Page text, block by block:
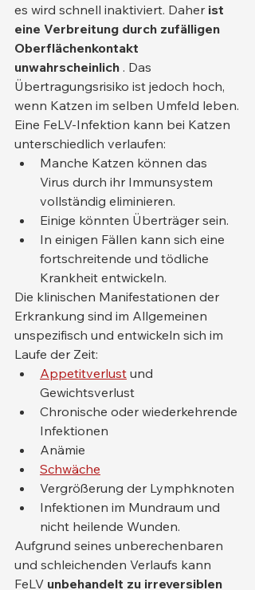
es wird schnell inaktiviert. Daher ist
eine Verbreitung durch zufälligen
Oberflächenkontakt
unwahrscheinlich . Das
Übertragungsrisiko ist jedoch hoch,
wenn Katzen im selben Umfeld leben.
Eine FeLV-Infektion kann bei Katzen
unterschiedlich verlaufen:
Manche Katzen können das
Virus durch ihr Immunsystem
vollständig eliminieren.
Einige könnten Überträger sein.
In einigen Fällen kann sich eine
fortschreitende und tödliche
Krankheit entwickeln.
Die klinischen Manifestationen der
Erkrankung sind im Allgemeinen
unspezifisch und entwickeln sich im
Laufe der Zeit:
Appetitverlust und
Gewichtsverlust
Chronische oder wiederkehrende
Infektionen
Anämie
Schwäche
Vergrößerung der Lymphknoten
Infektionen im Mundraum und
nicht heilende Wunden.
Aufgrund seines unberechenbaren
und schleichenden Verlaufs kann
FeLV unbehandelt zu irreversiblen